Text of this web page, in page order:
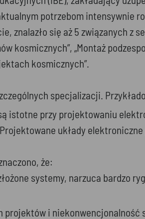
potrzebom intensywnie
znalazło się aż 5 związanych
kosmicznych”, „Montaż
kosmicznych”.
specjalizacji.
istotne przy projektowaniu
układy
że:
systemy, narzuca bardzo
i niekonwencjonalność